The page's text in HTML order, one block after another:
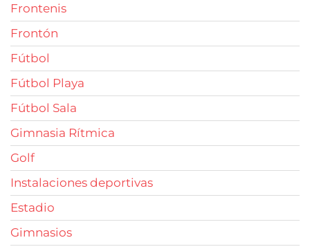
Frontenis
Frontón
Fútbol
Fútbol Playa
Fútbol Sala
Gimnasia Rítmica
Golf
Instalaciones deportivas
Estadio
Gimnasios